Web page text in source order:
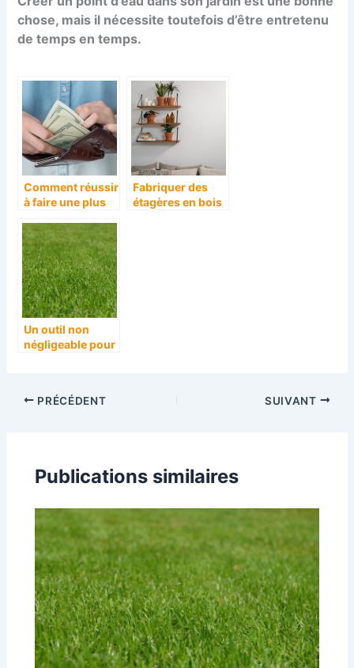
chose, mais il nécessite toutefois d’être entretenu
de temps en temps.
Comment réussir
à faire une plus
maison que nous
souhaitons
vendre ?
Fabriquer des
étagères en bois
Un outil non
négligeable pour
PRÉCÉDENT SUIVANT
Publications similaires